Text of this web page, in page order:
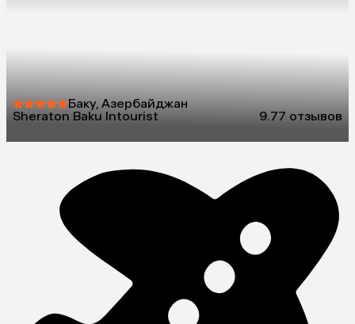
Баку, Азербайджан
Sheraton Baku Intourist
9.77 отзывов